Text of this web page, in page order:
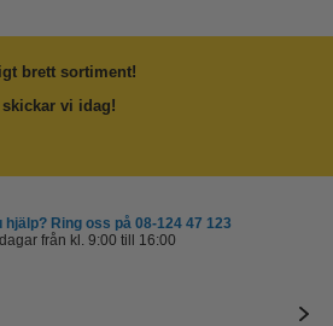
brett sortiment!
skickar vi idag!
hjälp? Ring oss på 08-124 47 123
från kl. 9:00 till 16:00